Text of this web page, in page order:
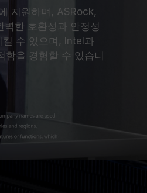
지원하며, ASRock,
벽한 호환성과 안정성
수 있으며, Intel과
을 경험할 수 있습니